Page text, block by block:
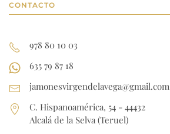
CONTACTO
978 80 10 03
635 79 87 18
jamonesvirgendelavega@gmail.com
C. Hispanoamérica, 54 - 44432
Alcalá de la Selva (Teruel)